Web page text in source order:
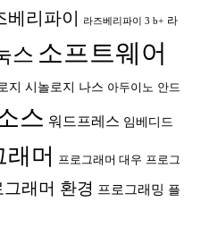
베리파이 라즈베리파이 3 b+ 라
스 소프트웨어
지 시놀로지 나스 아두이노 안드
스 워드프레스 임베디드
래머 프로그래머 대우 프로그
그래머 환경 프로그래밍 플